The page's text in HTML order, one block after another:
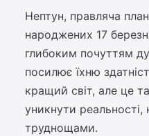
Нептун, правляча
народжених 17
глибоким почуттям
посилює їхню
кращий світ, але це
уникнути
труднощами.